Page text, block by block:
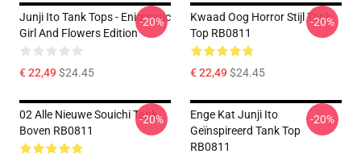
Junji Ito Tank Tops - Enigmatic
Girl And Flowers Edition
€ 22,49$24.45
-20%
Kwaad Oog Horror Stijl Tank
Top RB0811
€ 22,49$24.45
-20%
02 Alle Nieuwe Souichi Tank
Boven RB0811
-20%
Enge Kat Junji Ito
Geïnspireerd Tank Top
RB0811
-20%